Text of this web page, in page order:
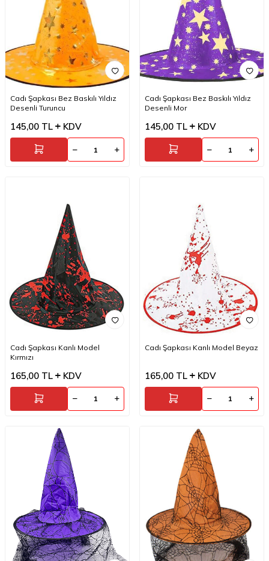
Cadı Şapkası Bez Baskılı Yıldız
Desenli Turuncu
145,00 TL KDV
Cadı Şapkası Bez Baskılı Yıldız
Desenli Mor
145,00 TL KDV
Cadı Şapkası Kanlı Model
Kırmızı
165,00 TL KDV
Cadı Şapkası Kanlı Model Beyaz
165,00 TL KDV